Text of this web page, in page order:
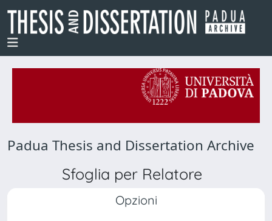
Padua Thesis and Dissertation Archive
Sfoglia per Relatore
Opzioni